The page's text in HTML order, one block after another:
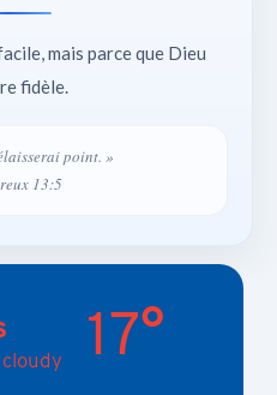
mais parce que Dieu
fidèle.
point. »
13:5
17°